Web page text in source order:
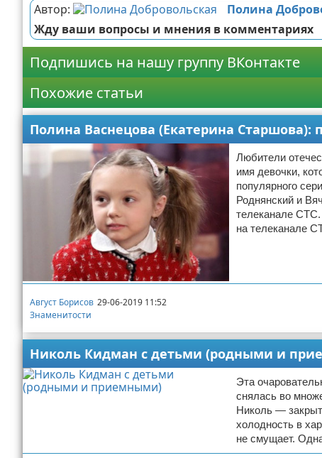
Автор: Полина
Жду ваши вопросы и мнения в комментариях
Подпишись на нашу группу ВКонтакте
Похожие статьи
Полина Васнецова (Екатерина
Любители
имя девочки,
популярного
Роднянский и
телеканале
на телеканале
Август Борисов 29-06-2019 11:52
Знаменитости
Николь Кидман с детьми (родными и
Эта
снялась во
Николь —
холодность в
не смущает.